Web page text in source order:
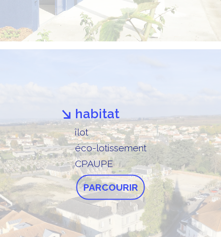
habitat
îlot
éco-lotissement
CPAUPE
PARCOURIR